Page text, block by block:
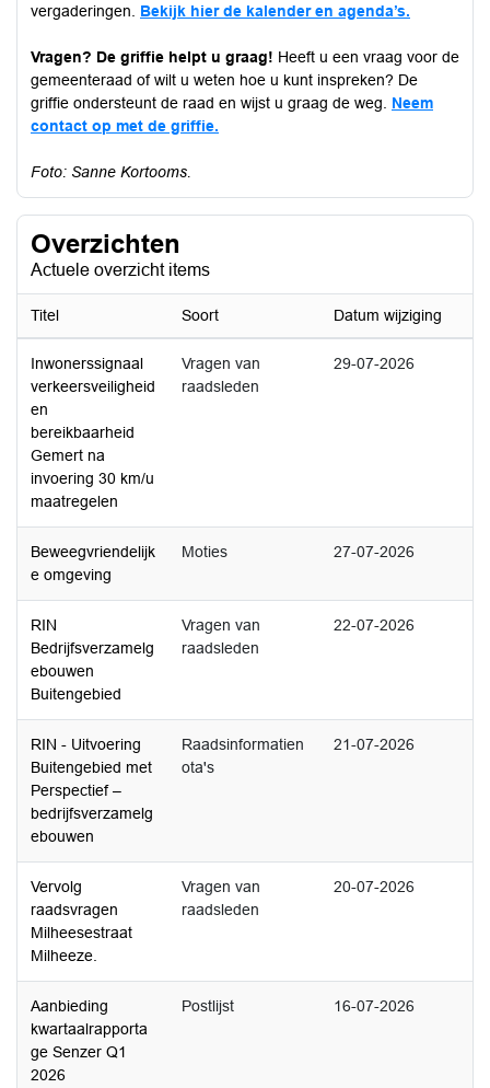
vergaderingen. Bekijk hier de kalender en agenda’s.
Vragen? De griffie helpt u graag! Heeft u een vraag voor de
gemeenteraad of wilt u weten hoe u kunt inspreken? De
griffie ondersteunt de raad en wijst u graag de weg. Neem
contact op met de griffie.
Foto: Sanne Kortooms.
Overzichten
Actuele overzicht items
Titel Soort Datum wijziging
Inwonerssignaal
verkeersveiligheid
en
bereikbaarheid
Gemert na
invoering 30 km/u
maatregelen
Vragen van
raadsleden
29-07-2026
Beweegvriendelijk
e omgeving
Moties 27-07-2026
RIN
Bedrijfsverzamelg
ebouwen
Buitengebied
Vragen van
raadsleden
22-07-2026
RIN - Uitvoering
Buitengebied met
Perspectief –
bedrijfsverzamelg
ebouwen
Raadsinformatien
ota's
21-07-2026
Vervolg
raadsvragen
Milheesestraat
Milheeze.
Vragen van
raadsleden
20-07-2026
Aanbieding
kwartaalrapporta
ge Senzer Q1
2026
Postlijst 16-07-2026